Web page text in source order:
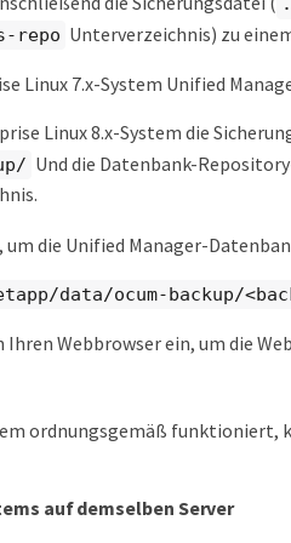
repo Unterverzeichnis) zu
Linux 7.x-System Unified
Linux 8.x-System die
Und die Datenbank-
die Unified Manager-
data/ocum-backup/
Ihren Webbrowser ein, um die
ordnungsgemäß funktioniert,
auf demselben Server